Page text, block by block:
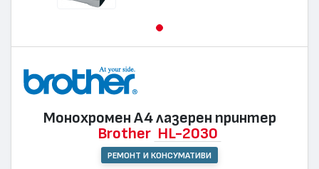
Монохромен А4 лазерен принтер
Brother HL-2030
РЕМОНТ И КОНСУМАТИВИ